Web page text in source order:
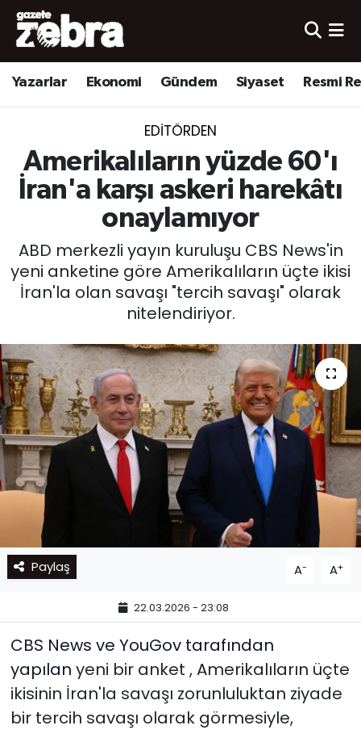
Yazarlar Ekonomi Gündem Siyaset Resmi
EDITÖRDEN
Amerikalıların yüzde 60'ı
İran'a karşı askeri harekâtı
onaylamıyor
ABD merkezli yayın kuruluşu CBS News'in
yeni anketine göre Amerikalıların üçte ikisi
İran'la olan savaşı "tercih savaşı" olarak
nitelendiriyor.
Paylaş A- A+
22.03.2026 - 23:08
CBS News ve YouGov tarafından
yapılan yeni bir anket , Amerikalıların üçte
ikisinin İran'la savaşı zorunluluktan ziyade
bir tercih savaşı olarak görmesiyle,
Yazarlar
Ekonomi
Yerel
Nöbetçi Eczaneler
Hava Durumu
Süper Lig Puan Durumu ve Fikstür
Tüm Manşetler
Son Dakika Haberleri
Haber Arşivi